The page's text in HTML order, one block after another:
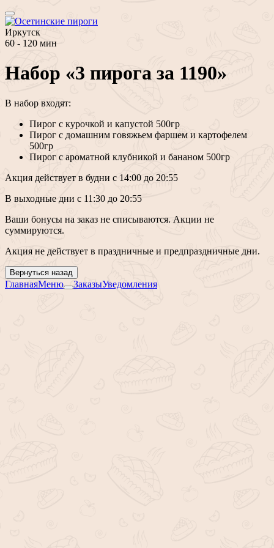
Иркутск
60 - 120 мин
Набор «3 пирога за 1190»
В набор входят:
Пирог с курочкой и капустой 500гр
Пирог с домашним говяжьем фаршем и картофелем
500гр
Пирог с ароматной клубникой и бананом 500гр
Акция действует в будни с 14:00 до 20:55
В выходные дни с 11:30 до 20:55
Ваши бонусы на заказ не списываются. Акции не
суммируются.
Акция не действует в праздничные и предпраздничные дни.
Вернуться назад
ГлавнаяМеню ЗаказыУведомления